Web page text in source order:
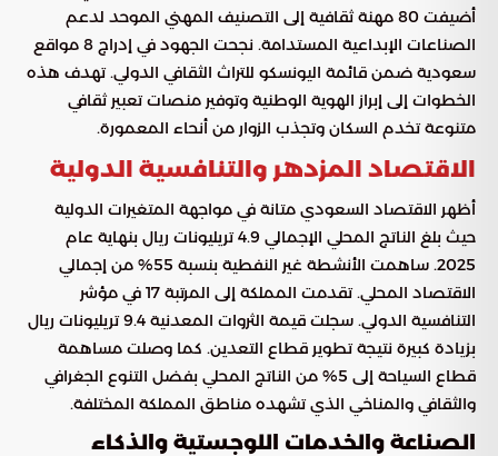
أضيفت 80 مهنة ثقافية إلى التصنيف المهني الموحد لدعم
الصناعات الإبداعية المستدامة. نجحت الجهود في إدراج 8 مواقع
سعودية ضمن قائمة اليونسكو للتراث الثقافي الدولي. تهدف هذه
الخطوات إلى إبراز الهوية الوطنية وتوفير منصات تعبير ثقافي
متنوعة تخدم السكان وتجذب الزوار من أنحاء المعمورة.
الاقتصاد المزدهر والتنافسية الدولية
أظهر الاقتصاد السعودي متانة في مواجهة المتغيرات الدولية
حيث بلغ الناتج المحلي الإجمالي 4.9 تريليونات ريال بنهاية عام
2025. ساهمت الأنشطة غير النفطية بنسبة 55% من إجمالي
الاقتصاد المحلي. تقدمت المملكة إلى المرتبة 17 في مؤشر
التنافسية الدولي. سجلت قيمة الثروات المعدنية 9.4 تريليونات ريال
بزيادة كبيرة نتيجة تطوير قطاع التعدين. كما وصلت مساهمة
قطاع السياحة إلى 5% من الناتج المحلي بفضل التنوع الجغرافي
والثقافي والمناخي الذي تشهده مناطق المملكة المختلفة.
الصناعة والخدمات اللوجستية والذكاء